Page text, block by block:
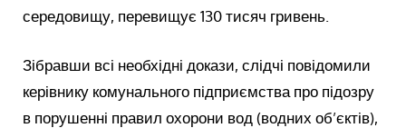
середовищу, перевищує 130 тисяч гривень.
Зібравши всі необхідні докази, слідчі повідомили
керівнику комунального підприємства про підозру
в порушенні правил охорони вод (водних об’єктів),